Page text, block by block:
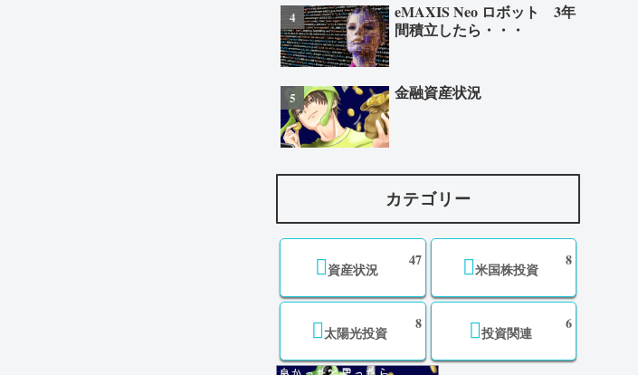
eMAXIS Neo ロボット 3年
間積立したら・・・
金融資産状況
カテゴリー
資産状況
47
米国株投資
8
太陽光投資
8
投資関連
6